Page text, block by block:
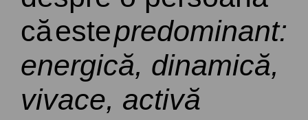
căestepredominant:
energică, dinamică,
vivace, activă